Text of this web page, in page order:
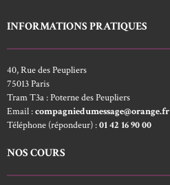
INFORMATIONS PRATIQUES
40, Rue des Peupliers
75013 Paris
Tram T3a : Poterne des Peupliers
Email :compagniedumessage@orange.fr
Téléphone (répondeur) :01 42 16 90 00
NOS COURS